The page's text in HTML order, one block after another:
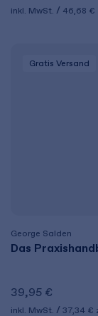
inkl. MwSt. 46,68 €
Gratis Versand
George Salden
Das
39,95 €
inkl. MwSt. 37,34 €